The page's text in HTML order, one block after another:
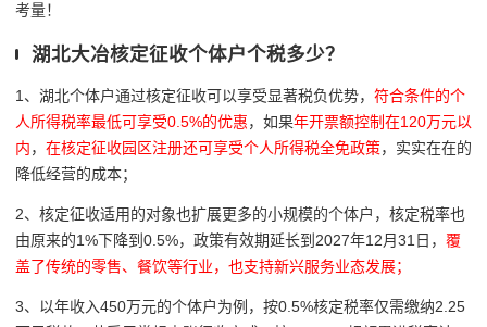
考量！
湖北大冶核定征收个体户个税多少？
1、湖北个体户通过核定征收可以享受显著税负优势， 符合条件的个
人所得税率最低可享受0.5%的优惠，如果年开票额控制在120万元以
内， 在核定征收园区注册还可享受个人所得税全免政策，实实在在的
降低经营的成本；
2、核定征收适用的对象也扩展更多的小规模的个体户，核定税率也
由原来的1%下降到0.5%，政策有效期延长到2027年12月31日， 覆
盖了传统的零售、餐饮等行业，也支持新兴服务业态发展；
3、以年收入450万元的个体户为例，按0.5%核定税率仅需缴纳2.25